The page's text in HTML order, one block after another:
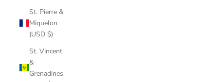
St. Pierre &
Miquelon
(USD $)
St. Vincent
&
Grenadines